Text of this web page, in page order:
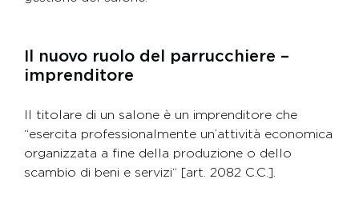
Il nuovo ruolo del parrucchiere –
imprenditore
Il titolare di un salone è un imprenditore che
“esercita professionalmente un’attività economica
organizzata a fine della produzione o dello
scambio di beni e servizi“ [art. 2082 C.C.].